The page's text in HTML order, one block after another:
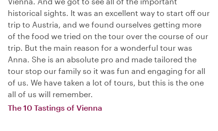
historical sights. It was an excellent way to start off our
trip to Austria, and we found ourselves getting more
of the food we tried on the tour over the course of our
trip. But the main reason for a wonderful tour was
Anna. She is an absolute pro and made tailored the
tour stop our family so it was fun and engaging for all
of us. We have taken a lot of tours, but this is the one
all of us will remember.
The 10 Tastings of Vienna